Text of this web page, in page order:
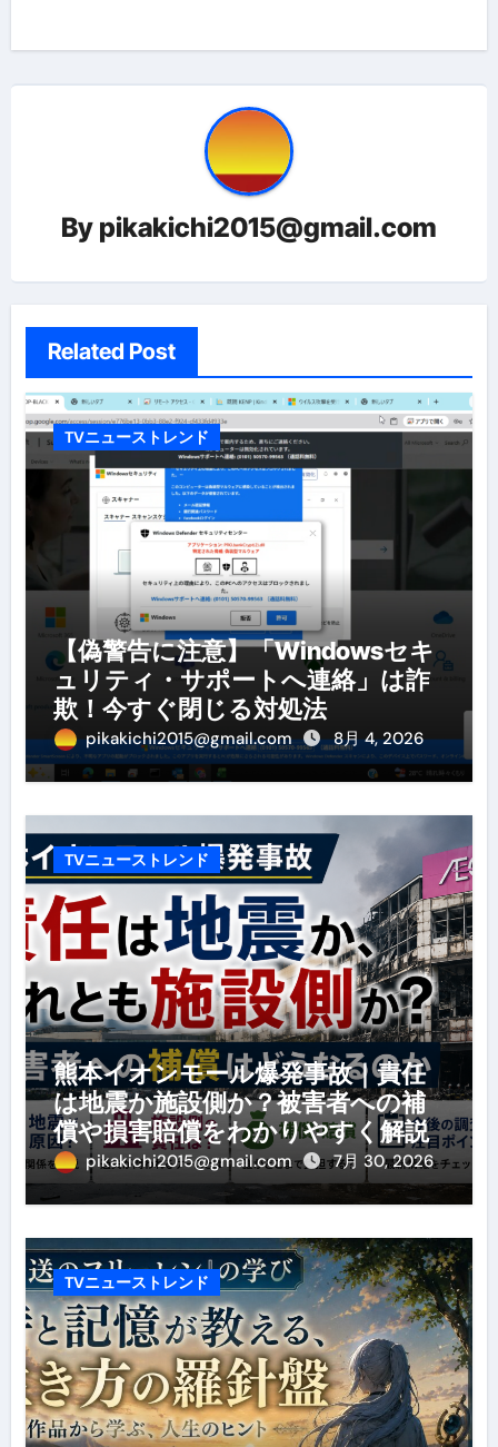
シ
ョ
ン
By pikakichi2015@gmail.com
Related Post
TVニューストレンド
【偽警告に注意】「Windowsセキ
ュリティ・サポートへ連絡」は詐
欺！今すぐ閉じる対処法
pikakichi2015@gmail.com 8月 4, 2026
TVニューストレンド
熊本イオンモール爆発事故｜責任
は地震か施設側か？被害者への補
償や損害賠償をわかりやすく解説
pikakichi2015@gmail.com 7月 30, 2026
TVニューストレンド